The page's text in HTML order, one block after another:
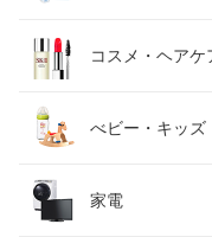
キッズファッシ
ベビーファッシ
インナー・下着
スイーツ・お菓
水・ソフトドリ
ビール・洋酒
日用品雑貨・文
ダイエット・健康
医薬品・コンタ
コスメ・ヘアケ
美容・コスメ・
べビー・キッズ
キッズ・ベビー
家電